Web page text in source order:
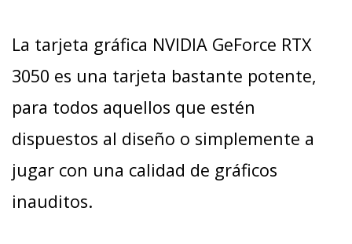
La tarjeta gráfica NVIDIA GeForce RTX
3050 es una tarjeta bastante potente,
para todos aquellos que estén
dispuestos al diseño o simplemente a
jugar con una calidad de gráficos
inauditos.